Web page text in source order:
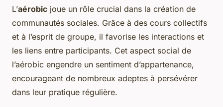
L’aérobic joue un rôle crucial dans la création de
communautés sociales. Grâce à des cours collectifs
et à l’esprit de groupe, il favorise les interactions et
les liens entre participants. Cet aspect social de
l’aérobic engendre un sentiment d’appartenance,
encourageant de nombreux adeptes à persévérer
dans leur pratique régulière.